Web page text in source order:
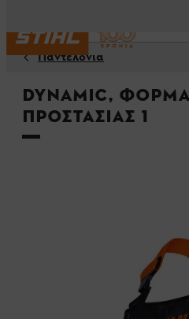
Παντελόνια
DYNAMIC,
προστασίας 1